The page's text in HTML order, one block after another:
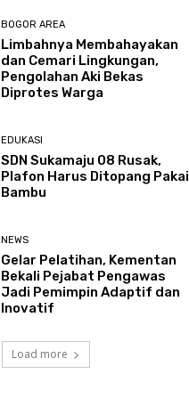
BOGOR AREA
Limbahnya Membahayakan
dan Cemari Lingkungan,
Pengolahan Aki Bekas
Diprotes Warga
EDUKASI
SDN Sukamaju 08 Rusak,
Plafon Harus Ditopang Pakai
Bambu
NEWS
Gelar Pelatihan, Kementan
Bekali Pejabat Pengawas
Jadi Pemimpin Adaptif dan
Inovatif
Load more